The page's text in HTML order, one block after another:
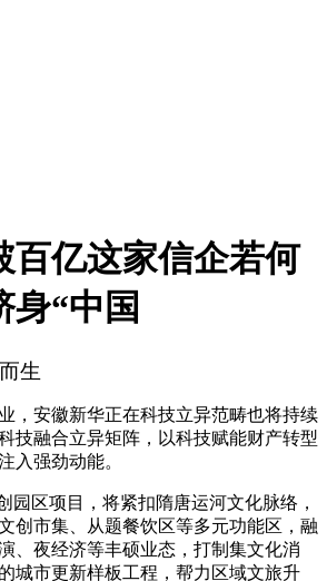
百亿这家信企若何
身“中国
生
安徽新华正在科技立异范畴也将持续
技融合立异矩阵，以科技赋能财产转型
入强劲动能。
区项目，将紧扣隋唐运河文化脉络，
创市集、从题餐饮区等多元功能区，融
、夜经济等丰硕业态，打制集文化消
城市更新样板工程，帮力区域文旅升